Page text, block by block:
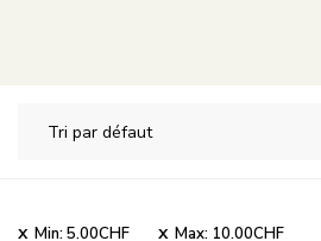
Min: 5.00CHF Max: 10.00CHF